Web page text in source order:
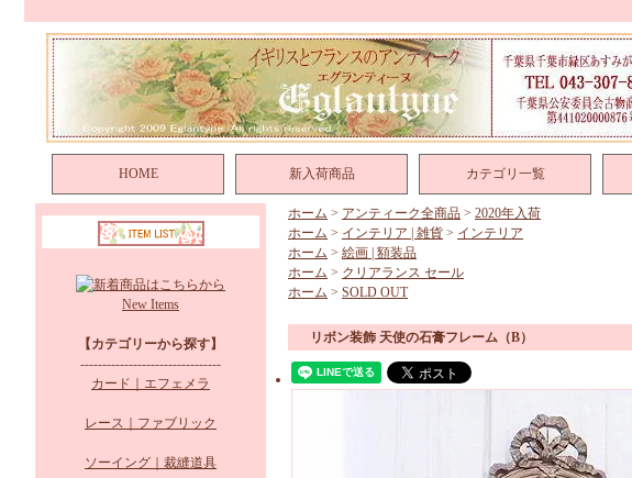
HOME 新入荷商品 カテゴリ一覧
New Items
【カテゴリーから探す】
--------------------------------
カード｜エフェメラ
レース｜ファブリック
ソーイング｜裁縫道具
ホーム > アンティーク全商品 > 2020年入荷
ホーム > インテリア | 雑貨 > インテリア
ホーム > 絵画 | 額装品
ホーム > クリアランス セール
ホーム > SOLD OUT
リボン装飾 天使の石膏フレーム（B）